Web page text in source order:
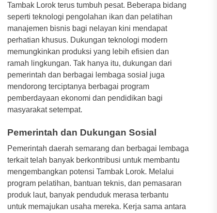
Tambak Lorok terus tumbuh pesat. Beberapa bidang
seperti teknologi pengolahan ikan dan pelatihan
manajemen bisnis bagi nelayan kini mendapat
perhatian khusus. Dukungan teknologi modern
memungkinkan produksi yang lebih efisien dan
ramah lingkungan. Tak hanya itu, dukungan dari
pemerintah dan berbagai lembaga sosial juga
mendorong terciptanya berbagai program
pemberdayaan ekonomi dan pendidikan bagi
masyarakat setempat.
Pemerintah dan Dukungan Sosial
Pemerintah daerah semarang dan berbagai lembaga
terkait telah banyak berkontribusi untuk membantu
mengembangkan potensi Tambak Lorok. Melalui
program pelatihan, bantuan teknis, dan pemasaran
produk laut, banyak penduduk merasa terbantu
untuk memajukan usaha mereka. Kerja sama antara